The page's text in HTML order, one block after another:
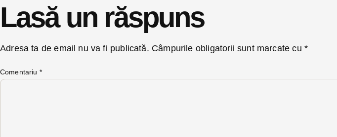
Lasă un răspuns
Adresa ta de email nu va fi publicată. Câmpurile obligatorii sunt marcate cu *
Comentariu *